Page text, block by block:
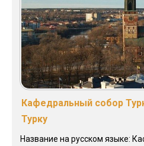
Кафедральный собор
Турку
Название на русском языке: